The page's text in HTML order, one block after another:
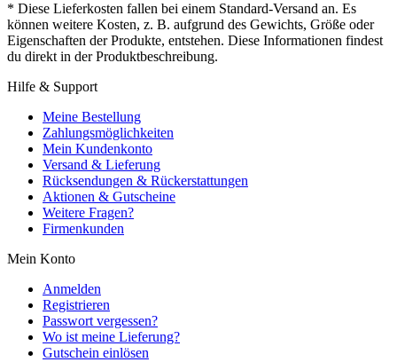
* Diese Lieferkosten fallen bei einem Standard-Versand an. Es
können weitere Kosten, z. B. aufgrund des Gewichts, Größe oder
Eigenschaften der Produkte, entstehen. Diese Informationen findest
du direkt in der Produktbeschreibung.
Hilfe & Support
Meine Bestellung
Zahlungsmöglichkeiten
Mein Kundenkonto
Versand & Lieferung
Rücksendungen & Rückerstattungen
Aktionen & Gutscheine
Weitere Fragen?
Firmenkunden
Mein Konto
Anmelden
Registrieren
Passwort vergessen?
Wo ist meine Lieferung?
Gutschein einlösen